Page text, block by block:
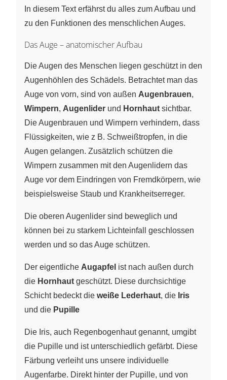
In diesem Text erfährst du alles zum Aufbau und
zu den Funktionen des menschlichen Auges.
Das Auge – anatomischer Aufbau
Die Augen des Menschen liegen geschützt in den
Augenhöhlen des Schädels. Betrachtet man das
Auge von vorn, sind von außen Augenbrauen,
Wimpern, Augenlider und Hornhaut sichtbar.
Die Augenbrauen und Wimpern verhindern, dass
Flüssigkeiten, wie z B. Schweißtropfen, in die
Augen gelangen. Zusätzlich schützen die
Wimpern zusammen mit den Augenlidern das
Auge vor dem Eindringen von Fremdkörpern, wie
beispielsweise Staub und Krankheitserreger.
Die oberen Augenlider sind beweglich und
können bei zu starkem Lichteinfall geschlossen
werden und so das Auge schützen.
Der eigentliche Augapfel ist nach außen durch
die Hornhaut geschützt. Diese durchsichtige
Schicht bedeckt die weiße Lederhaut, die Iris
und die Pupille
Die Iris, auch Regenbogenhaut genannt, umgibt
die Pupille und ist unterschiedlich gefärbt. Diese
Färbung verleiht uns unsere individuelle
Augenfarbe. Direkt hinter der Pupille, und von